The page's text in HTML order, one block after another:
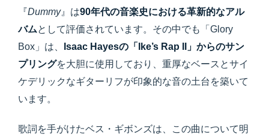
『Dummy』は90年代の音楽史における革新的なアル
バムとして評価されています。その中でも「Glory
Box」は、
Isaac Hayesの「Ike’s Rap II」からのサン
プリングを大胆に使用しており、重厚なベースとサイ
ケデリックなギターリフが印象的な音の土台を築いて
います。
歌詞を手がけたベス・ギボンズは、この曲について明